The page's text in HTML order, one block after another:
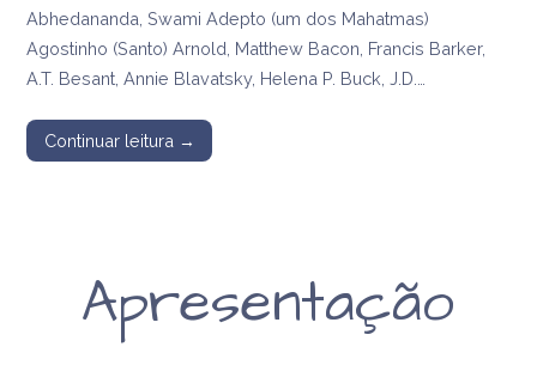
Abhedananda, Swami Adepto (um dos Mahatmas)
Agostinho (Santo) Arnold, Matthew Bacon, Francis Barker,
A.T. Besant, Annie Blavatsky, Helena P. Buck, J.D.…
Continuar leitura →
Apresentação